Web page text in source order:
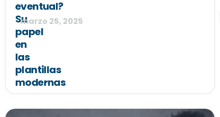
eventual?
Su
papel
en
las
plantillas
modernas
marzo 25, 2025